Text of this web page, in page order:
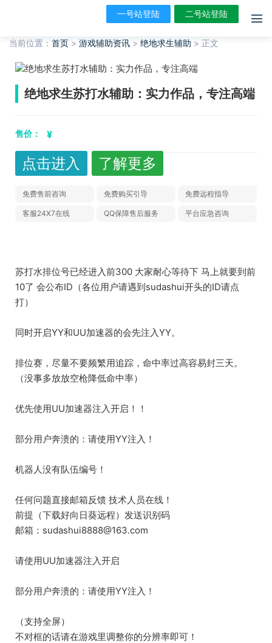
一号站登陆 二号站登陆
当前位置： 首页 > 游戏辅助资讯 > 绝地求生辅助 > 正文
绝地求生苏打水辅助：实力作品，专注高端
售价： ¥
点击进入 了解更多
免费售前咨询 免费购买引导 免费远程指导
客服24X7在线 QQ保障售后服务 平台应急咨询
苏打水排位号已经进入前300 大家耐心等待下 马上就要到前
10了 会公布ID（各位用户请遇到sudashui开头的ID请点
打）
同时开启YY和UU加速器的会先注入YY。
排位赛，尽量不要频繁用追踪，命中率过高容易封三天。
（没事多放放空枪降低命中率）
优先使用UU加速器注入开启！！
部分用户奔溃的：请使用YY注入！
机器人没有队伍编号！
任何问题直接邮箱反馈 技术人员在线！
前提（下载好向日葵远程）发送识别码
邮箱：sudashui8888@163.com
请使用UU加速器注入开启
部分用户奔溃的：请使用YY注入！
（支持全屏）
不对框的话请在游戏里调整你的分辨率即可！